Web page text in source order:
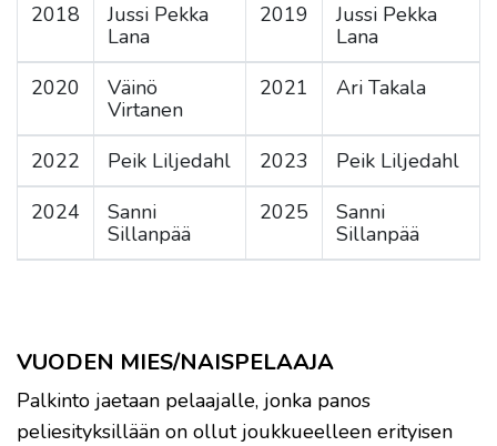
2018
Jussi Pekka
Lana
2019
Jussi Pekka
Lana
2020
Väinö
Virtanen
2021 Ari Takala
2022 Peik Liljedahl 2023
Peik Liljedahl
2024
Sanni
Sillanpää
2025
Sanni
Sillanpää
VUODEN MIES/NAISPELAAJA
Palkinto jaetaan pelaajalle, jonka panos
peliesityksillään on ollut joukkueelleen erityisen